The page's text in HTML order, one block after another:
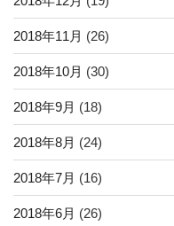
2018年11月 (26)
2018年10月 (30)
2018年9月 (18)
2018年8月 (24)
2018年7月 (16)
2018年6月 (26)